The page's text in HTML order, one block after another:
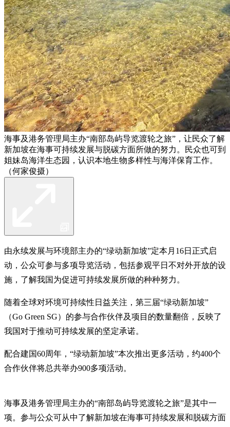
海事及港务管理局主办“南部岛屿导览渡轮之旅”，让民众了解
新加坡在海事可持续发展与脱碳方面所做的努力。民众也可到
姐妹岛海洋生态园，认识本地生物多样性与海洋保育工作。
（何家俊摄）
由永续发展与环境部主办的“绿动新加坡”定本月16日正式启
动，公众可参与多项导览活动，包括参观平日不对外开放的设
施，了解我国为促进可持续发展所做的种种努力。
随着全球对环境可持续性日益关注，第三届“绿动新加坡”
（Go Green SG）的参与合作伙伴及项目的数量翻倍，反映了
我国对于推动可持续发展的坚定承诺。
配合建国60周年，“绿动新加坡”本次推出更多活动，约400个
合作伙伴将总共举办900多项活动。
海事及港务管理局主办的“南部岛屿导览渡轮之旅”是其中一
项。参与公众可从中了解新加坡在海事可持续发展和脱碳方面